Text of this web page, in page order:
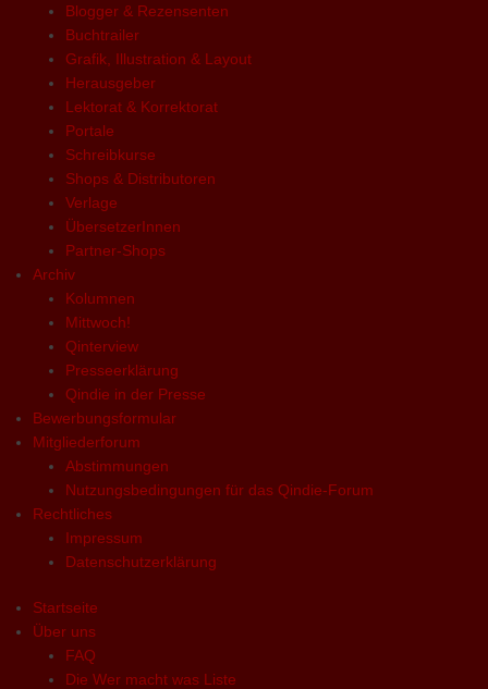
Blogger & Rezensenten
Buchtrailer
Grafik, Illustration & Layout
Herausgeber
Lektorat & Korrektorat
Portale
Schreibkurse
Shops & Distributoren
Verlage
ÜbersetzerInnen
Partner-Shops
Archiv
Kolumnen
Mittwoch!
Qinterview
Presseerklärung
Qindie in der Presse
Bewerbungsformular
Mitgliederforum
Abstimmungen
Nutzungsbedingungen für das Qindie-Forum
Rechtliches
Impressum
Datenschutzerklärung
Startseite
Über uns
FAQ
Die Wer macht was Liste